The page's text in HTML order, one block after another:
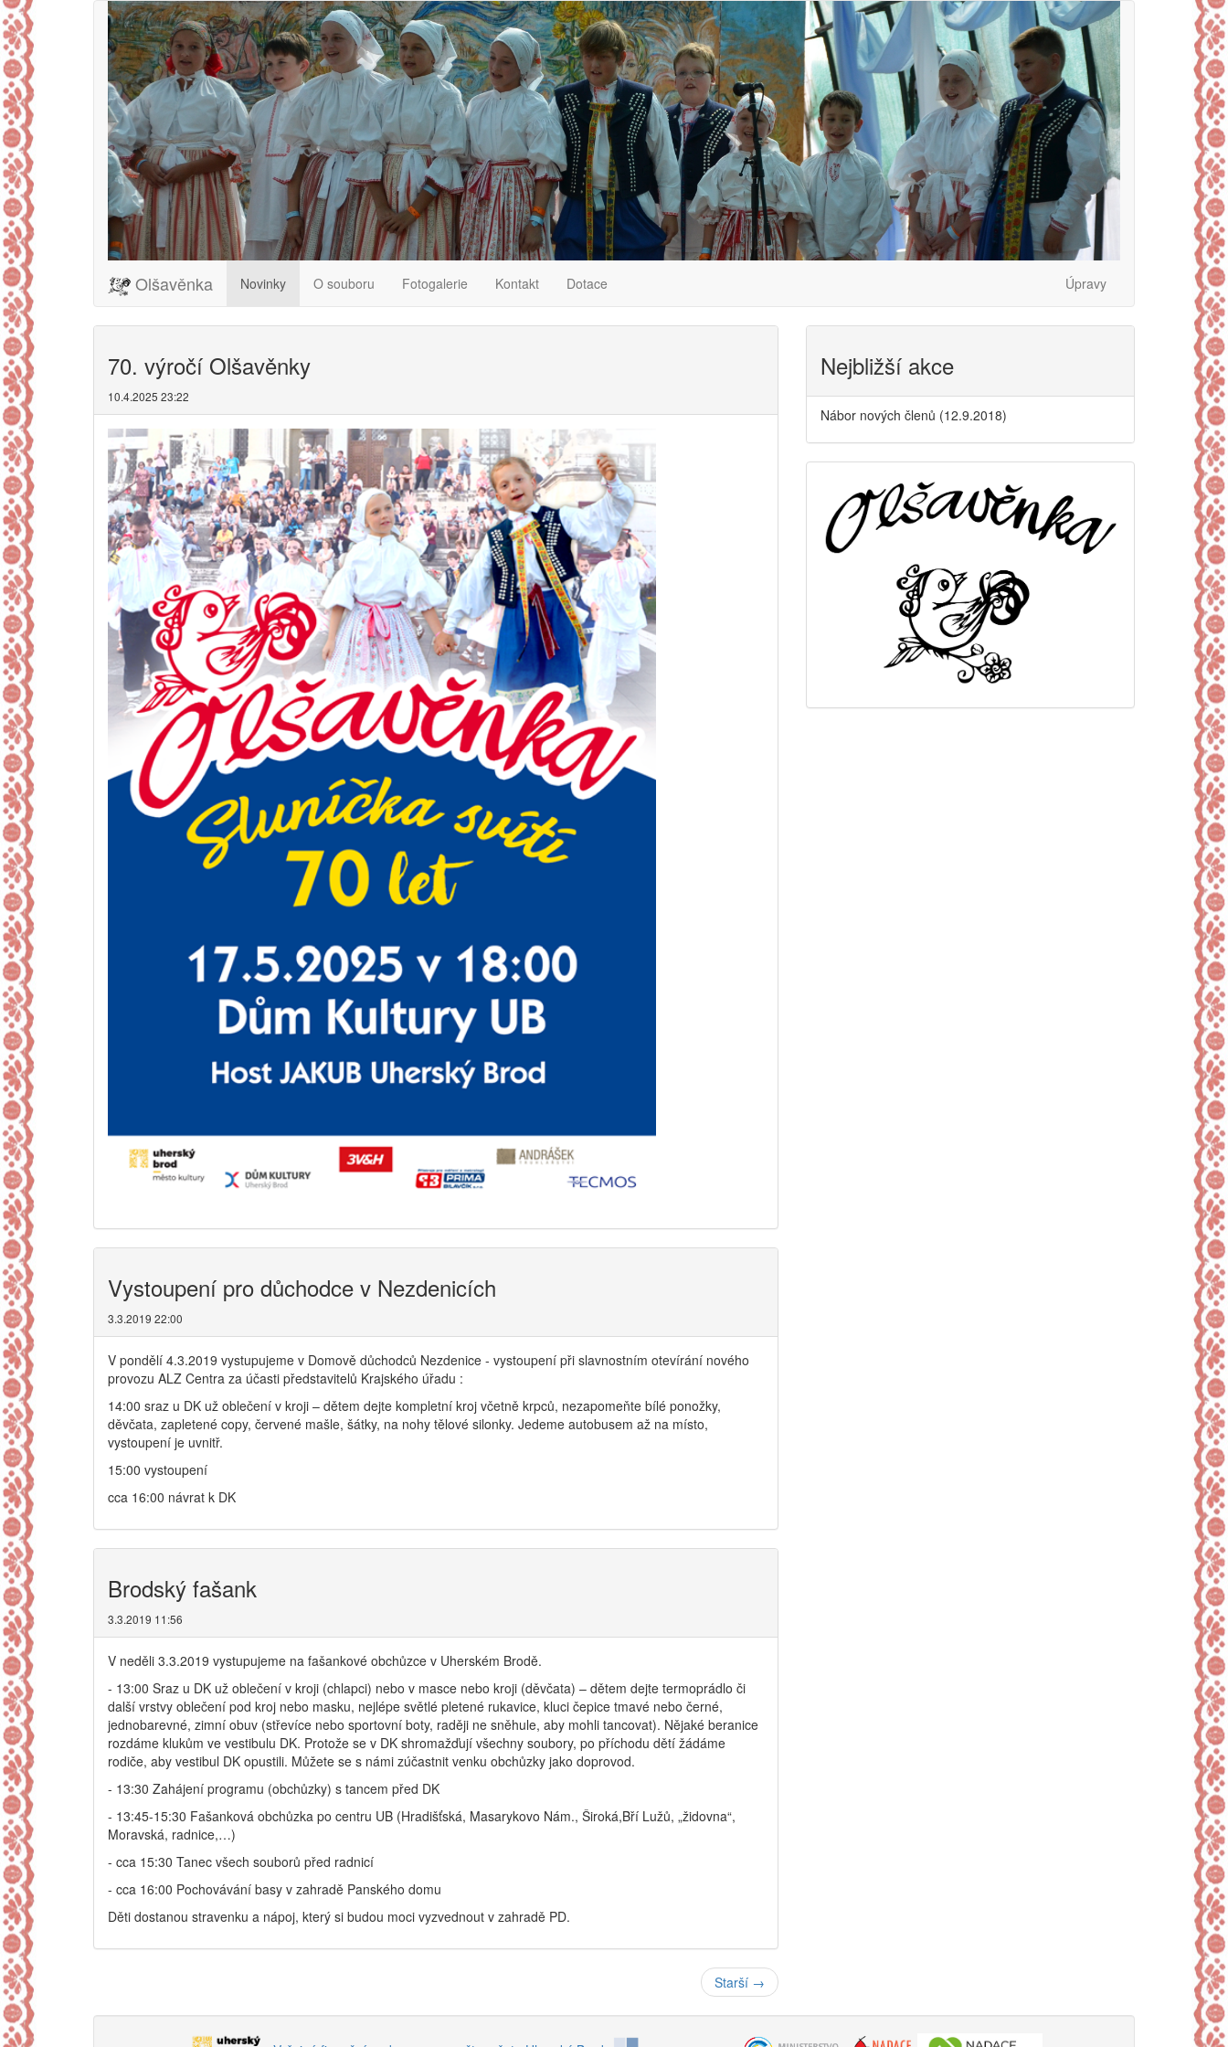
Olšavěnka Novinky O souboru Fotogalerie Kontakt Dotace Úpravy
70. výročí Olšavěnky
10.4.2025 23:22
Vystoupení pro důchodce v Nezdenicích
3.3.2019 22:00
V pondělí 4.3.2019 vystupujeme v Domově důchodců Nezdenice - vystoupení při slavnostním otevírání nového
provozu ALZ Centra za účasti představitelů Krajského úřadu :
14:00 sraz u DK už oblečení v kroji – dětem dejte kompletní kroj včetně krpců, nezapomeňte bílé ponožky,
děvčata, zapletené copy, červené mašle, šátky, na nohy tělové silonky. Jedeme autobusem až na místo,
vystoupení je uvnitř.
15:00 vystoupení
cca 16:00 návrat k DK
Brodský fašank
3.3.2019 11:56
V neděli 3.3.2019 vystupujeme na fašankové obchůzce v Uherském Brodě.
- 13:00 Sraz u DK už oblečení v kroji (chlapci) nebo v masce nebo kroji (děvčata) – dětem dejte termoprádlo či
další vrstvy oblečení pod kroj nebo masku, nejlépe světlé pletené rukavice, kluci čepice tmavé nebo černé,
jednobarevné, zimní obuv (střevíce nebo sportovní boty, raději ne sněhule, aby mohli tancovat). Nějaké beranice
rozdáme klukům ve vestibulu DK. Protože se v DK shromažďují všechny soubory, po příchodu dětí žádáme
rodiče, aby vestibul DK opustili. Můžete se s námi zúčastnit venku obchůzky jako doprovod.
- 13:30 Zahájení programu (obchůzky) s tancem před DK
- 13:45-15:30 Fašanková obchůzka po centru UB (Hradišťská, Masarykovo Nám., Široká,Bří Lužů, „židovna“,
Moravská, radnice,…)
- cca 15:30 Tanec všech souborů před radnicí
- cca 16:00 Pochovávání basy v zahradě Panského domu
Děti dostanou stravenku a nápoj, který si budou moci vyzvednout v zahradě PD.
Starší →
Nejbližší akce
Nábor nových členů (12.9.2018)